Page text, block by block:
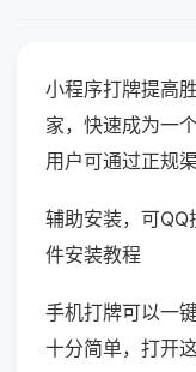
小程序打牌提高
家，快速成为一
用户可通过正规
辅助安装，可
件安装教程
手机打牌可以一
十分简单，打开